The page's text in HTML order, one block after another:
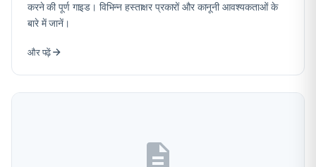
करने की पूर्ण गाइड। विभिन्न हस्ताक्षर प्रकारों और कानूनी आवश्यकताओं के
बारे में जानें।
और पढ़ें